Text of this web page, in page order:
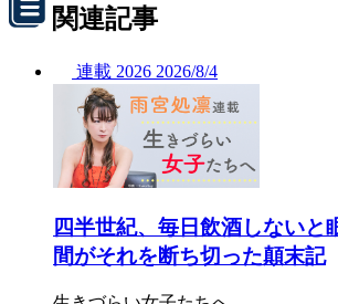
関連記事
連載 2026 2026/8/4
四半世紀、毎日飲酒しないと
間がそれを断ち切った顛末記